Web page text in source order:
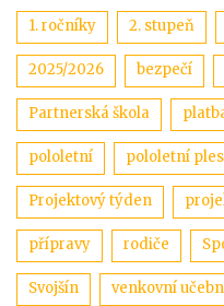
1. ročníky 2. stupeň
2025/2026 bezpečí
Partnerská škola
pololetní pololetní ples
Projektový týden
přípravy rodiče
Svojšín venkovní